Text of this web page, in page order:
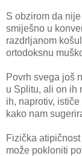
S obzirom da
smiješno u
razdrljanom
ortodoksnu
Povrh svega još
u Splitu, ali on ih
ih, naprotiv,
kako nam
Fizička
može pokloniti